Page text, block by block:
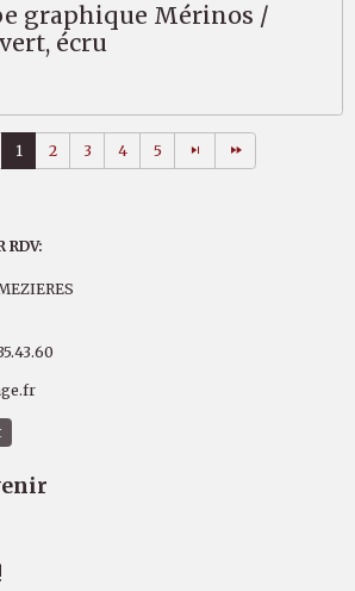
graphique Mérinos /
écru
1 2 3 4 5
RDV: